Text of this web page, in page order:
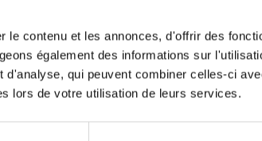
le contenu et les annonces, d'offrir des
également des informations sur
d'analyse, qui peuvent combiner celles-ci
lors de votre utilisation de leurs services.